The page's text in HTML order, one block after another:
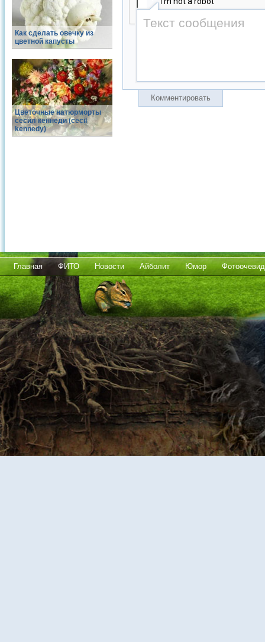
Как сделать овечку из
цветной капусты
Цветочные натюрморты
сесил кеннеди (cecil
kennedy)
Комментировать
Главная ФИТО Новости Айболит Юмор